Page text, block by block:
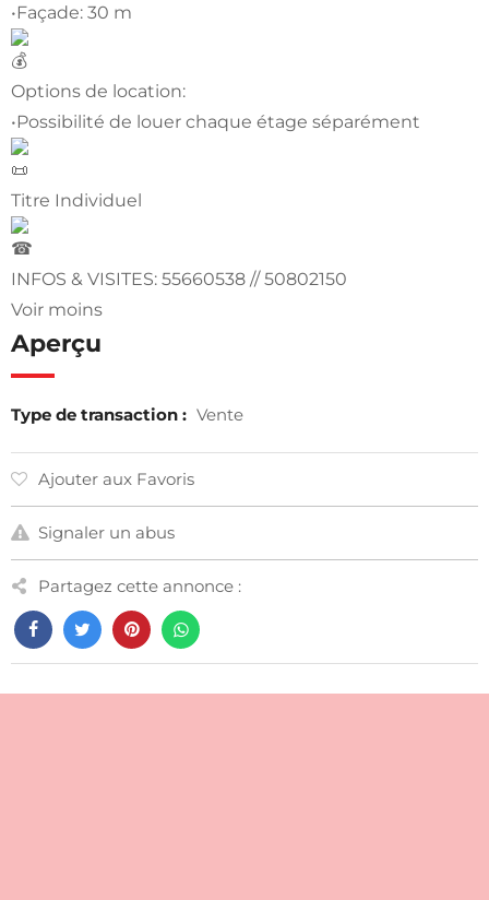
•Façade: 30 m
Options de location:
•Possibilité de louer chaque étage séparément
Titre Individuel
INFOS & VISITES: 55660538 // 50802150
Voir moins
Aperçu
Type de transaction : Vente
Ajouter aux Favoris
Signaler un abus
Partagez cette annonce :